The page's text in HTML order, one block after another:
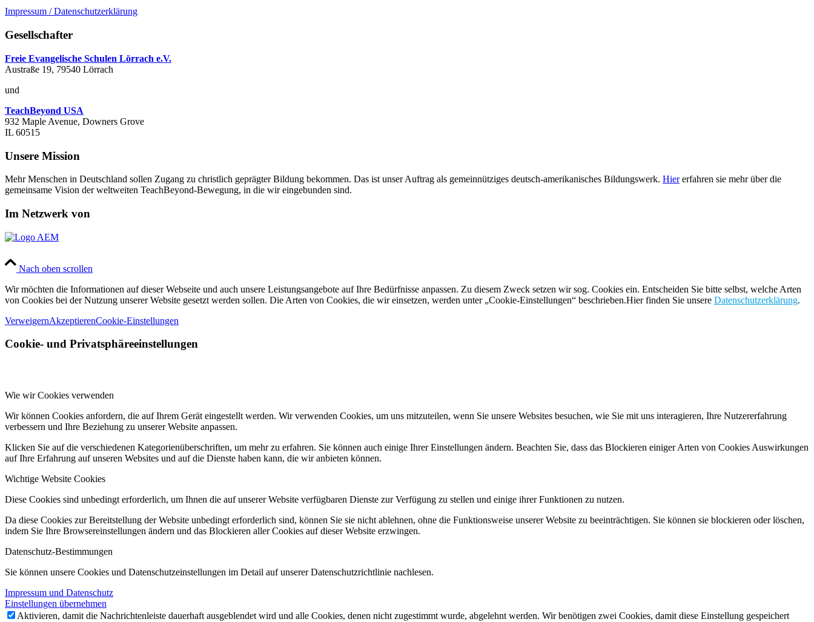
Impressum / Datenschutzerklärung
Gesellschafter
Freie Evangelische Schulen Lörrach e.V.
Austraße 19, 79540 Lörrach
und
TeachBeyond USA
932 Maple Avenue, Downers Grove
IL 60515
Unsere Mission
Mehr Menschen in Deutschland sollen Zugang zu christlich geprägter Bildung bekommen. Das ist unser Auftrag als gemeinnütziges deutsch-amerikanisches Bildungswerk. Hiererfahren sie mehr über die
gemeinsame Vision der weltweiten TeachBeyond-Bewegung, in die wir eingebunden sind.
Im Netzwerk von
Nach oben scrollen
Wir möchten die Informationen auf dieser Webseite und auch unsere Leistungsangebote auf Ihre Bedürfnisse anpassen. Zu diesem Zweck setzen wir sog. Cookies ein. Entscheiden Sie bitte selbst, welche Arten
von Cookies bei der Nutzung unserer Website gesetzt werden sollen. Die Arten von Cookies, die wir einsetzen, werden unter „Cookie-Einstellungen“ beschrieben.Hier finden Sie unsere Datenschutzerklärung.
VerweigernAkzeptierenCookie-Einstellungen
Cookie- und Privatsphäreeinstellungen
Wie wir Cookies verwenden
Wir können Cookies anfordern, die auf Ihrem Gerät eingestellt werden. Wir verwenden Cookies, um uns mitzuteilen, wenn Sie unsere Websites besuchen, wie Sie mit uns interagieren, Ihre Nutzererfahrung
verbessern und Ihre Beziehung zu unserer Website anpassen.
Klicken Sie auf die verschiedenen Kategorienüberschriften, um mehr zu erfahren. Sie können auch einige Ihrer Einstellungen ändern. Beachten Sie, dass das Blockieren einiger Arten von Cookies Auswirkungen
auf Ihre Erfahrung auf unseren Websites und auf die Dienste haben kann, die wir anbieten können.
Wichtige Website Cookies
Diese Cookies sind unbedingt erforderlich, um Ihnen die auf unserer Website verfügbaren Dienste zur Verfügung zu stellen und einige ihrer Funktionen zu nutzen.
Da diese Cookies zur Bereitstellung der Website unbedingt erforderlich sind, können Sie sie nicht ablehnen, ohne die Funktionsweise unserer Website zu beeinträchtigen. Sie können sie blockieren oder löschen,
indem Sie Ihre Browsereinstellungen ändern und das Blockieren aller Cookies auf dieser Website erzwingen.
Datenschutz-Bestimmungen
Sie können unsere Cookies und Datenschutzeinstellungen im Detail auf unserer Datenschutzrichtlinie nachlesen.
Impressum und Datenschutz
Einstellungen übernehmen
Aktivieren, damit die Nachrichtenleiste dauerhaft ausgeblendet wird und alle Cookies, denen nicht zugestimmt wurde, abgelehnt werden. Wir benötigen zwei Cookies, damit diese Einstellung gespeichert